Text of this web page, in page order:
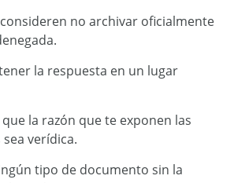
no archivar oficialmente
la respuesta en un lugar
la razón que te exponen las
verídica.
tipo de documento sin la